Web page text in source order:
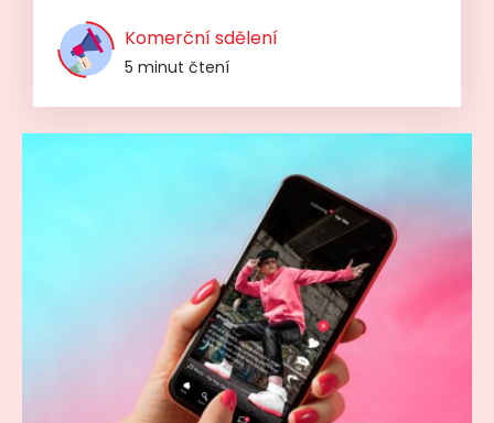
Komerční sdělení
5 minut čtení